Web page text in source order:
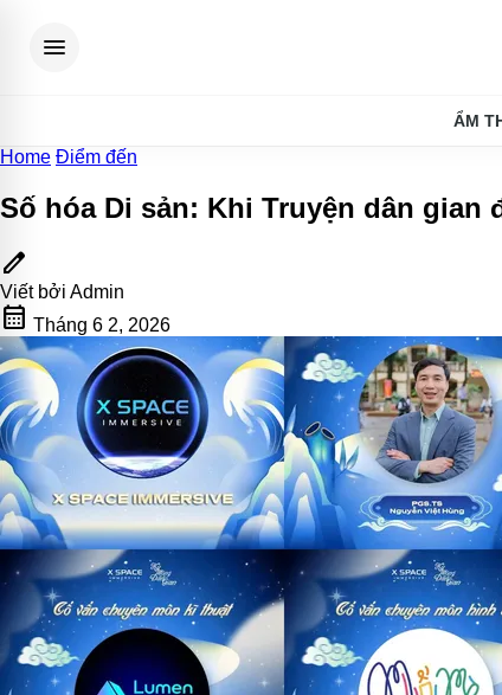
menu
ẨM
Home Điểm đến
Số hóa Di sản: Khi Truyện dân
edit
Viết bởi Admin
calendar_month Tháng 6 2, 2026